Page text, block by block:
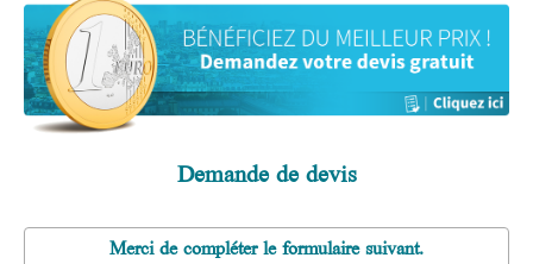
Demande de devis
Merci de compléter le formulaire suivant.